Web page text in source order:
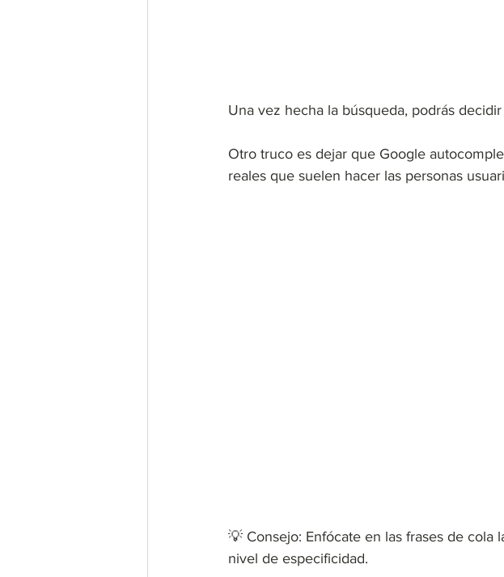
Una vez hecha la búsqueda, podrás
Otro truco es dejar que Google
reales que suelen hacer las personas
💡 Consejo: Enfócate en las frases de cola
nivel de especificidad.